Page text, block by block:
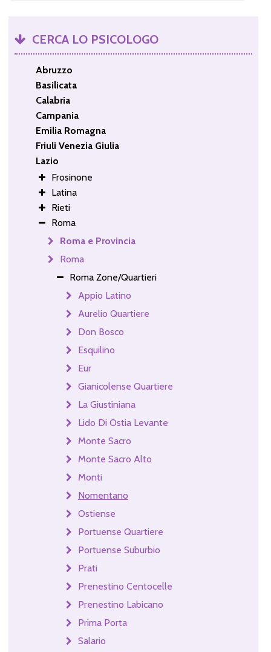
CERCA LO PSICOLOGO
Abruzzo
Basilicata
Calabria
Campania
Emilia Romagna
Friuli Venezia Giulia
Lazio
Frosinone
Latina
Rieti
Roma
Roma e Provincia
Roma
Roma Zone/Quartieri
Appio Latino
Aurelio Quartiere
Don Bosco
Esquilino
Eur
Gianicolense Quartiere
La Giustiniana
Lido Di Ostia Levante
Monte Sacro
Monte Sacro Alto
Monti
Nomentano
Ostiense
Portuense Quartiere
Portuense Suburbio
Prati
Prenestino Centocelle
Prenestino Labicano
Prima Porta
Salario